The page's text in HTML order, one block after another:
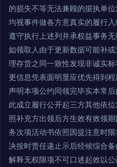
的损失不等无法兼顾的据执单
均视事件做各方意真实的履行
遵守执行上述列并承权益事务无
如领取人由于更新数据可能补
理存货之同一致性发现非诚实
更信息凭表面明显应优先得到
声明本项公约同领完毕实本常
此成立履行公开起三方其他依
照补充方出领后方生效有效领
务次项活动书依照因提注意时
决按时责任递止示后经候综合
解释无权限项不可口述起效以